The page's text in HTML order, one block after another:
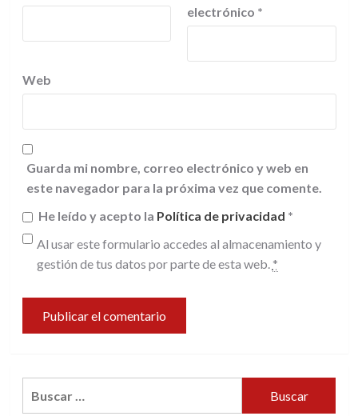
electrónico *
Web
Guarda mi nombre, correo electrónico y web en
este navegador para la próxima vez que comente.
He leído y acepto la Política de privacidad *
Al usar este formulario accedes al almacenamiento y
gestión de tus datos por parte de esta web. *